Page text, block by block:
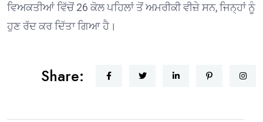
ਵਿਅਕਤੀਆਂ ਵਿੱਚੋਂ 26 ਕੋਲ ਪਹਿਲਾਂ ਤੋਂ ਅਮਰੀਕੀ ਵੀਜ਼ੇ ਸਨ, ਜਿਨ੍ਹਾਂ ਨੂੰ
ਹੁਣ ਰੱਦ ਕਰ ਦਿੱਤਾ ਗਿਆ ਹੈ।
Share: